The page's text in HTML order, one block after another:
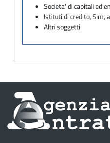
Societa' di capitali ed
Istituti di credito, Sim,
Altri soggetti
Informazioni
sul